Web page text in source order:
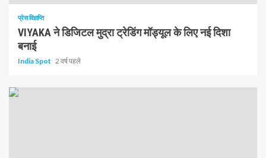
प्रेस विज्ञप्ति
VIYAKA ने डिजिटल मुद्रा ट्रेडिंग मॉड्यूल के लिए नई दिशा
बनाई
India Spot 2 वर्ष पहले